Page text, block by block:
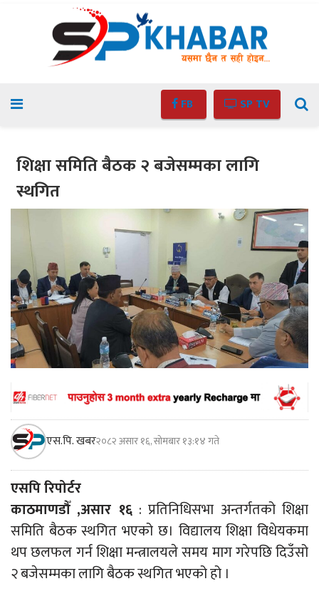
FB SP TV
शिक्षा समिति बैठक २ बजेसम्मका लागि
स्थगित
एस.पि. खबर२०८२ असार १६, सोमबार १३:१४ गते
एसपि रिपोर्टर
काठमाणडौँ ,असार १६: प्रतिनिधिसभा अन्तर्गतको शिक्षा
समिति बैठक स्थगित भएको छ। विद्यालय शिक्षा विधेयकमा
थप छलफल गर्न शिक्षा मन्त्रालयले समय माग गरेपछि दिउँसो
२ बजेसम्मका लागि बैठक स्थगित भएको हो ।